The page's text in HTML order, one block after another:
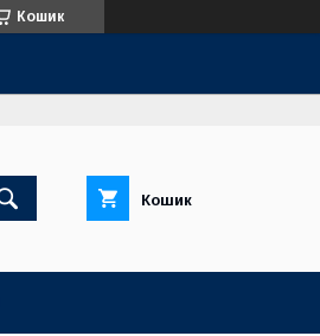
Кошик
Кошик